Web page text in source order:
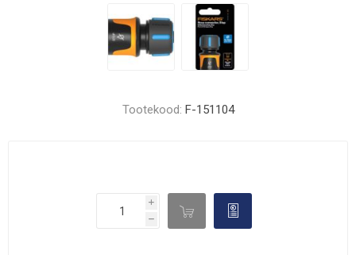
Tootekood: F-151104
i
h
d 